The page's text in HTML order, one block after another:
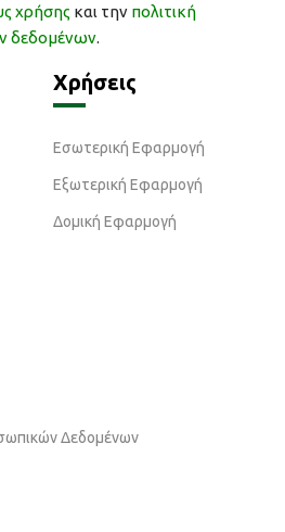
χρήσης και την πολιτική
δεδομένων.
Χρήσεις
Εσωτερική Εφαρμογή
Εξωτερική Εφαρμογή
Δομική Εφαρμογή
Δεδομένων